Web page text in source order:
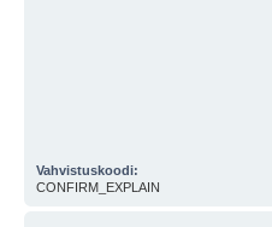
Vahvistuskoodi:
CONFIRM_EXPLAIN